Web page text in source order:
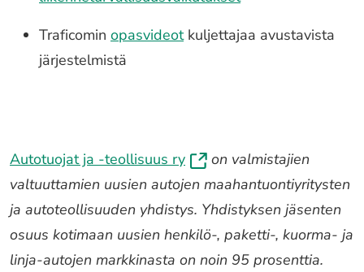
Traficomin opasvideotkuljettajaa avustavista
järjestelmistä
Autotuojat ja -teollisuus ry
on valmistajien
valtuuttamien uusien autojen maahantuontiyritysten
ja autoteollisuuden yhdistys. Yhdistyksen jäsenten
osuus kotimaan uusien henkilö-, paketti-, kuorma- ja
linja-autojen markkinasta on noin 95 prosenttia.